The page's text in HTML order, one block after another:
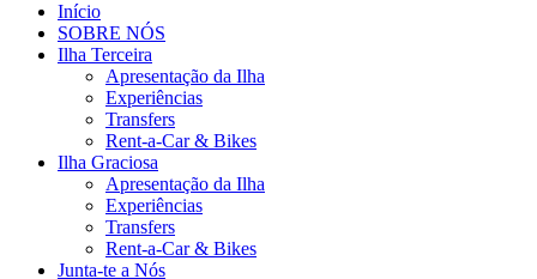
Início
SOBRE NÓS
Ilha Terceira
Apresentação da Ilha
Experiências
Transfers
Rent-a-Car & Bikes
Ilha Graciosa
Apresentação da Ilha
Experiências
Transfers
Rent-a-Car & Bikes
Junta-te a Nós